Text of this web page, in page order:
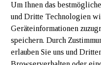
Um Ihnen das
und Dritte Technologien
Geräteinformationen
speichern. Durch
erlauben Sie uns und
9016 Ettelbruck